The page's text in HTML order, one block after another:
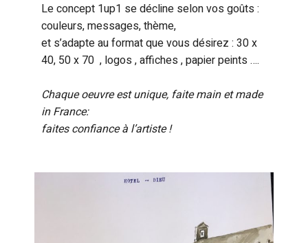
Le concept 1up1 se décline selon vos goûts :
couleurs, messages, thème,
et s’adapte au format que vous désirez : 30 x
40, 50 x 70 , logos , affiches , papier peints ….
Chaque oeuvre est unique, faite main et made
in France:
faites confiance à l’artiste !